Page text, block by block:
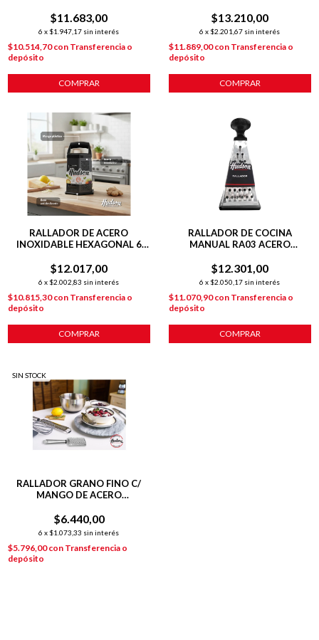
$11.683,00
6 x $1.947,17 sin interés
$10.514,70con Transferencia o
depósito
COMPRAR
$13.210,00
6 x $2.201,67 sin interés
$11.889,00con Transferencia o
depósito
COMPRAR
RALLADOR DE ACERO
INOXIDABLE HEXAGONAL 6
$12.017,00
6 x $2.002,83 sin interés
$10.815,30con Transferencia o
depósito
COMPRAR
RALLADOR DE COCINA
MANUAL RA03 ACERO
$12.301,00
6 x $2.050,17 sin interés
$11.070,90con Transferencia o
depósito
COMPRAR
SIN STOCK
RALLADOR GRANO FINO C/
MANGO DE ACERO
$6.440,00
6 x $1.073,33 sin interés
$5.796,00con Transferencia o
depósito